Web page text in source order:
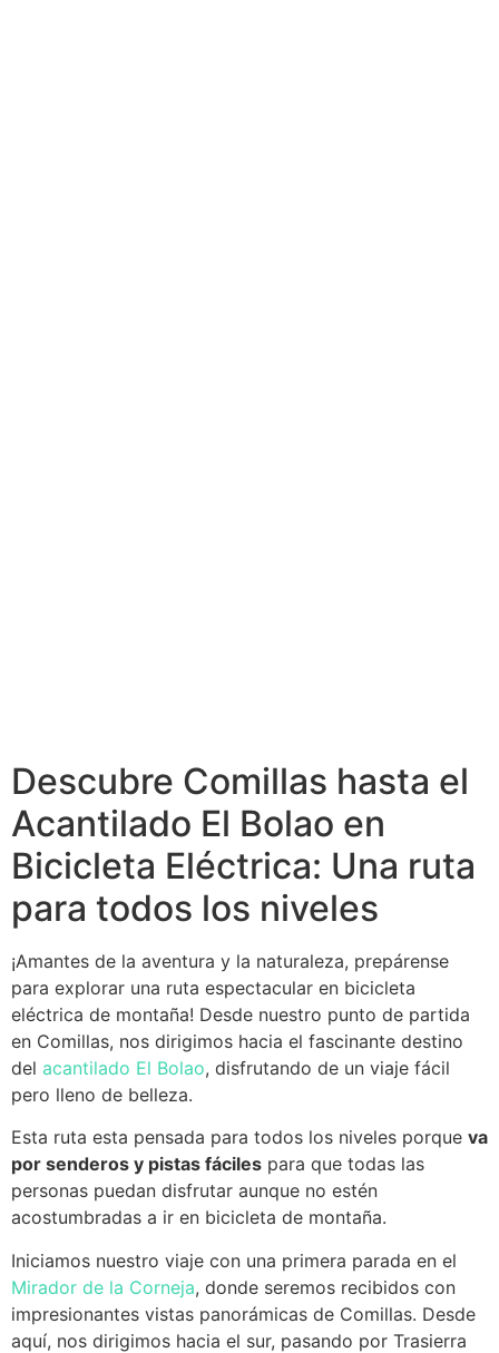
Descubre Comillas hasta el
Acantilado El Bolao en
Bicicleta Eléctrica: Una ruta
para todos los niveles
¡Amantes de la aventura y la naturaleza, prepárense
para explorar una ruta espectacular en bicicleta
eléctrica de montaña! Desde nuestro punto de partida
en Comillas, nos dirigimos hacia el fascinante destino
del acantilado El Bolao, disfrutando de un viaje fácil
pero lleno de belleza.
Esta ruta esta pensada para todos los niveles porque va
por senderos y pistas fáciles para que todas las
personas puedan disfrutar aunque no estén
acostumbradas a ir en bicicleta de montaña.
Iniciamos nuestro viaje con una primera parada en el
Mirador de la Corneja, donde seremos recibidos con
impresionantes vistas panorámicas de Comillas. Desde
aquí, nos dirigimos hacia el sur, pasando por Trasierra